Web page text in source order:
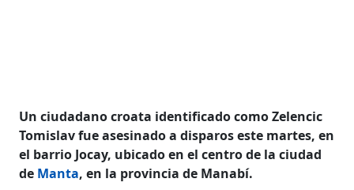
Un ciudadano croata identificado como Zelencic
Tomislav fue asesinado a disparos este martes, en
el barrio Jocay, ubicado en el centro de la ciudad
de Manta, en la provincia de Manabí.